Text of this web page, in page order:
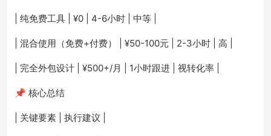
| 纯免费工具 | ¥0 | 4-6小时 | 中等 |
| 混合使用（免费+付费） | ¥50-100元 | 2-3小时 | 高 |
| 完全外包设计 | ¥500+/月 | 1小时跟进 | 视转化率 |
📌 核心总结
| 关键要素 | 执行建议 |